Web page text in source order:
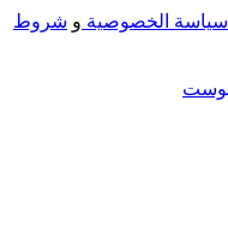
سياسة الخصوصية و شروط